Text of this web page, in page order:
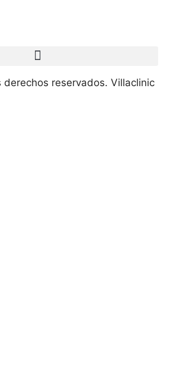
reservados. Villaclinic